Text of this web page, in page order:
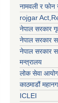
नामवली र फाेन
rojgar
नेपाल सरकार
नेपाल सरकार
नेपाल सरकार
मन्त्रालय
लोक सेवा आयोग
काठमाडौं
ICLEI